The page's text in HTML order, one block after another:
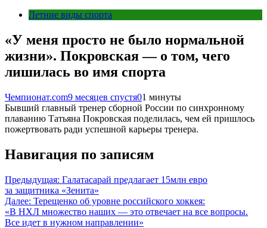
Летние виды спорта
«У меня просто не было нормальной
жизни». Покровская — о том, чего
лишилась во имя спорта
Чемпионат.com9 месяцев спустя01 минуты
Бывший главный тренер сборной России по синхронному
плаванию Татьяна Покровская поделилась, чем ей пришлось
пожертвовать ради успешной карьеры тренера.
Навигация по записям
Предыдущая: Галатасарай предлагает 15млн евро
за защитника «Зенита»
Далее: Терещенко об уровне российского хоккея:
«В НХЛ множество наших — это отвечает на все вопросы.
Все идет в нужном направлении»